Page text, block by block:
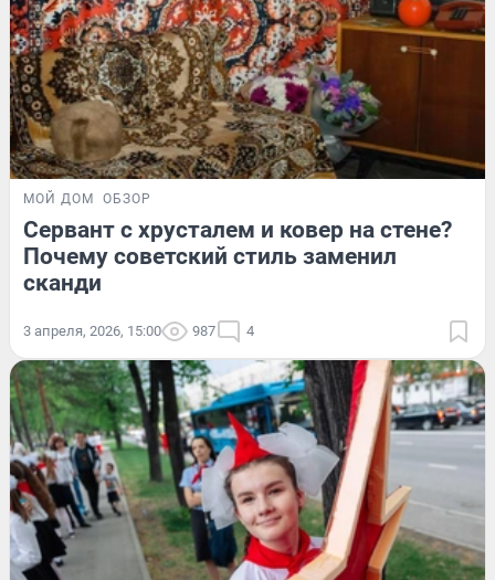
МОЙ ДОМ ОБЗОР
Сервант с хрусталем и ковер на стене?
Почему советский стиль заменил
сканди
3 апреля, 2026, 15:00 987 4